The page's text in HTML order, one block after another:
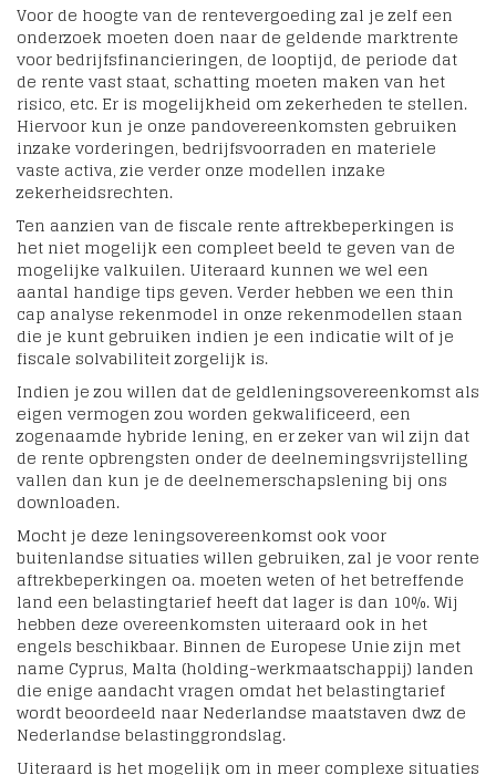
Voor de hoogte van de rentevergoeding zal je zelf een
onderzoek moeten doen naar de geldende marktrente
voor bedrijfsfinancieringen, de looptijd, de periode dat
de rente vast staat, schatting moeten maken van het
risico, etc. Er is mogelijkheid om zekerheden te stellen.
Hiervoor kun je onze pandovereenkomsten gebruiken
inzake vorderingen, bedrijfsvoorraden en materiele
vaste activa, zie verder onze modellen inzake
zekerheidsrechten.
Ten aanzien van de fiscale rente aftrekbeperkingen is
het niet mogelijk een compleet beeld te geven van de
mogelijke valkuilen. Uiteraard kunnen we wel een
aantal handige tips geven. Verder hebben we een thin
cap analyse rekenmodel in onze rekenmodellen staan
die je kunt gebruiken indien je een indicatie wilt of je
fiscale solvabiliteit zorgelijk is.
Indien je zou willen dat de geldleningsovereenkomst als
eigen vermogen zou worden gekwalificeerd, een
zogenaamde hybride lening, en er zeker van wil zijn dat
de rente opbrengsten onder de deelnemingsvrijstelling
vallen dan kun je de deelnemerschapslening bij ons
downloaden.
Mocht je deze leningsovereenkomst ook voor
buitenlandse situaties willen gebruiken, zal je voor rente
aftrekbeperkingen oa. moeten weten of het betreffende
land een belastingtarief heeft dat lager is dan 10%. Wij
hebben deze overeenkomsten uiteraard ook in het
engels beschikbaar. Binnen de Europese Unie zijn met
name Cyprus, Malta (holding-werkmaatschappij) landen
die enige aandacht vragen omdat het belastingtarief
wordt beoordeeld naar Nederlandse maatstaven dwz de
Nederlandse belastinggrondslag.
Uiteraard is het mogelijk om in meer complexe situaties